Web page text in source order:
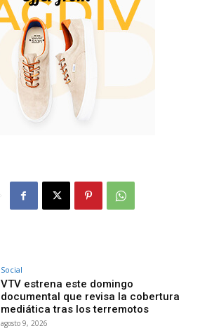
Social
VTV estrena este domingo
documental que revisa la cobertura
mediática tras los terremotos
agosto 9, 2026